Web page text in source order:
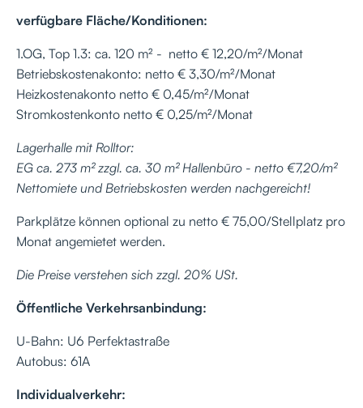
verfügbare Fläche/Konditionen:
1.OG, Top 1.3: ca. 120 m² - netto € 12,20/m²/Monat
Betriebskostenakonto: netto € 3,30/m²/Monat
Heizkostenakonto netto € 0,45/m²/Monat
Stromkostenkonto netto € 0,25/m²/Monat
Lagerhalle mit Rolltor:
EG ca. 273 m² zzgl. ca. 30 m² Hallenbüro - netto €7,20/m²
Nettomiete und Betriebskosten werden nachgereicht!
Parkplätze können optional zu netto € 75,00/Stellplatz pro
Monat angemietet werden.
Die Preise verstehen sich zzgl. 20% USt.
Öffentliche Verkehrsanbindung:
U-Bahn: U6 Perfektastraße
Autobus: 61A
Individualverkehr: